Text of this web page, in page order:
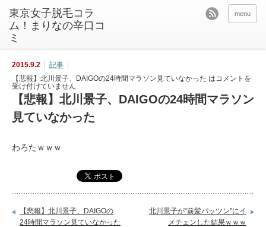
東京女子脱毛コラ
ム！まりなの辛口コ
ミ
menu
2015.9.2
記事
【悲報】北川景子、DAIGOの24時間マラソン見ていなかった はコメントを
受け付けていません
【悲報】北川景子、DAIGOの24時間マラソン
見ていなかった
わろたｗｗｗ
【悲報】北川景子、DAIGOの
24時間マラソン見ていなかった
北川景子が“前髪パッツン”にイ
メチェンした結果ｗｗｗ